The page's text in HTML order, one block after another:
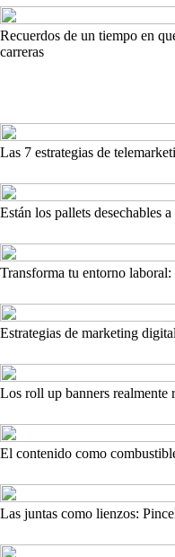
Recuerdos de un tiempo en
carreras
Las 7 estrategias de
Están los pallets desechables
Transforma tu entorno
Estrategias de marketing
Los roll up banners
El contenido como
Las juntas como lienzos: